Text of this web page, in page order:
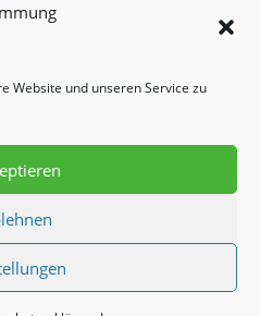
Website und unseren Service zu
akzeptieren Sie unsere